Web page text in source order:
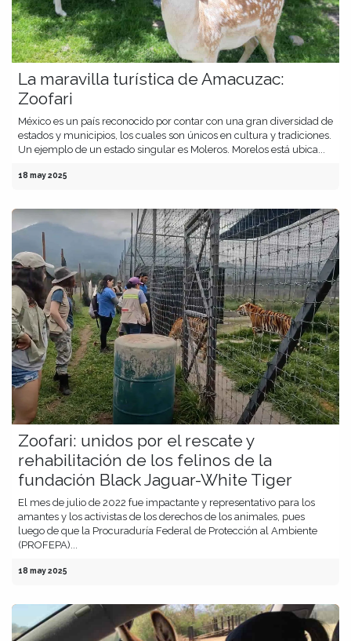
La maravilla turística de Amacuzac:
Zoofari
México es un país reconocido por contar con una gran diversidad de
estados y municipios, los cuales son únicos en cultura y tradiciones.
Un ejemplo de un estado singular es Moleros. Morelos está ubica...
18 may 2025
Zoofari: unidos por el rescate y
rehabilitación de los felinos de la
fundación Black Jaguar-White Tiger
El mes de julio de 2022 fue impactante y representativo para los
amantes y los activistas de los derechos de los animales, pues
luego de que la Procuraduría Federal de Protección al Ambiente
(PROFEPA)...
18 may 2025